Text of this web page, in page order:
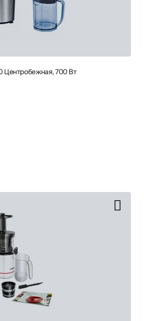
Центробежная, 700 Вт